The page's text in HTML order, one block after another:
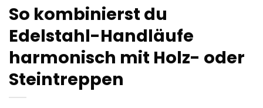
So kombinierst du
Edelstahl-Handläufe
harmonisch mit Holz- oder
Steintreppen